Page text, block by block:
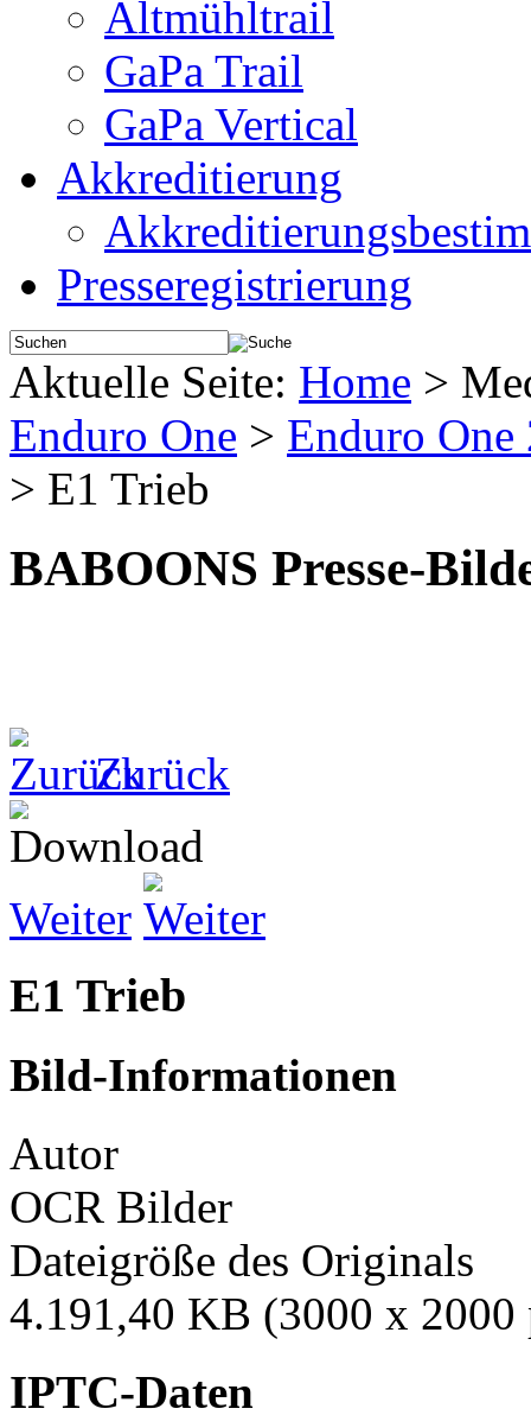
Altmühltrail
GaPa Trail
GaPa Vertical
Akkreditierung
Presseregistrierung
Aktuelle Seite: Home >
Enduro One > Enduro One
> E1 Trieb
BABOONS Presse-
Zurück
Weiter
E1 Trieb
Bild-Informationen
Autor
OCR Bilder
Dateigröße des Originals
4.191,40 KB (3000 x 2000
IPTC-Daten